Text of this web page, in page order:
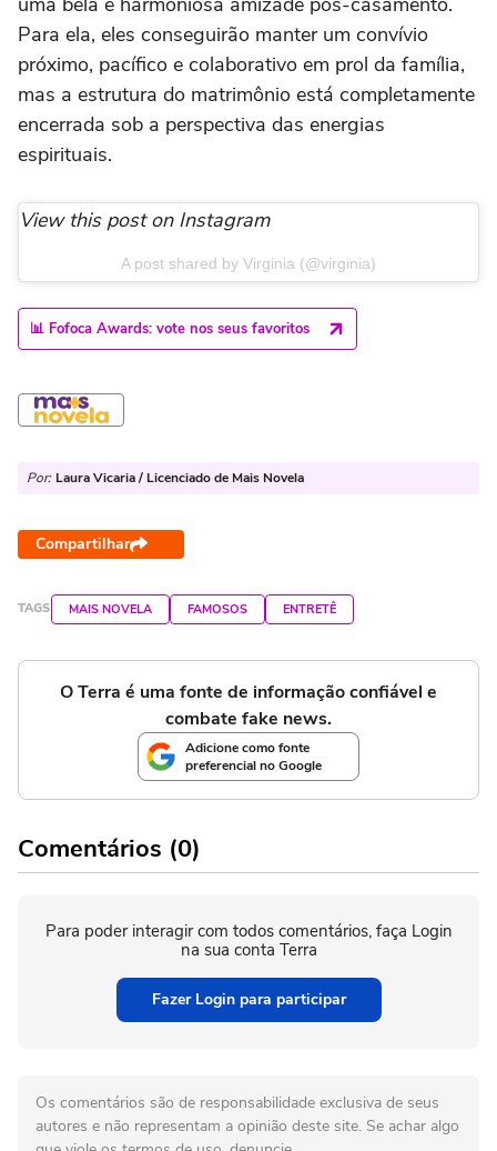
Para ela, eles conseguirão manter um convívio
próximo, pacífico e colaborativo em prol da família,
mas a estrutura do matrimônio está completamente
encerrada sob a perspectiva das energias
espirituais.
View this post on Instagram
A post shared by Virginia (@virginia)
📊 Fofoca Awards: vote nos seus favoritos
Por: Laura Vicaria / Licenciado de Mais Novela
Compartilhar
TAGS MAIS NOVELA FAMOSOS ENTRETÊ
O Terra é uma fonte de informação confiável e
combate fake news.
Adicione como fonte
preferencial no Google
Comentários (0)
Para poder interagir com todos comentários, faça Login
na sua conta Terra
Fazer Login para participar
Os comentários são de responsabilidade exclusiva de seus
autores e não representam a opinião deste site. Se achar algo